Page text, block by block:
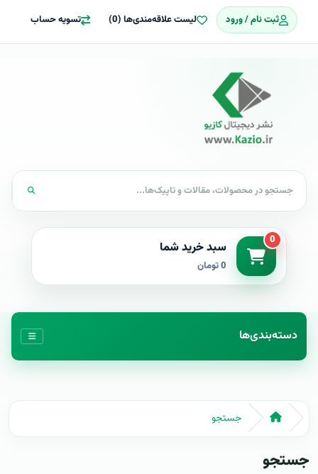
ثبت نام / ورود لیست علاقه‌مندی‌ها (0) تسویه حساب
0 سبد خرید شما
0 تومان
دسته‌بندی‌ها
جستجو
جستجو